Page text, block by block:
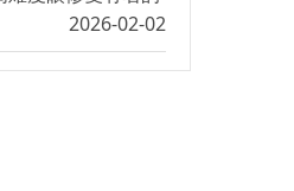
2026-02-02